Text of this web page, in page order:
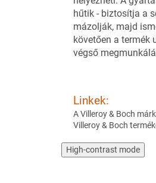
hűtik - biztosítja a
mázolják, majd
követően a termék
végső
Linkek:
A Villeroy & Boch
Villeroy & Boch
High-contrast mode